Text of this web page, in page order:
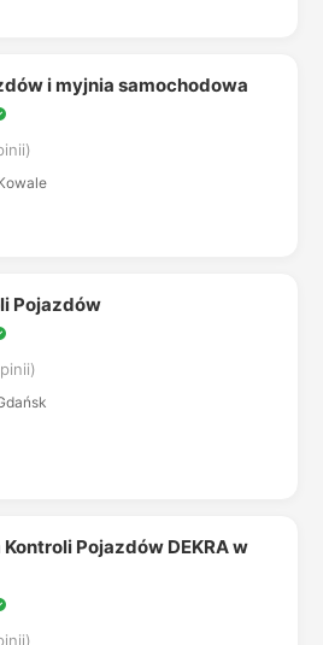
i myjnia samochodowa
Pojazdów
Pojazdów DEKRA w